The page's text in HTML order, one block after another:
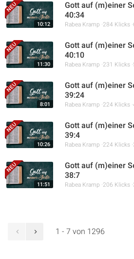
10:12
Gott auf (m)einer
40:34
Rabea Kramp 284 Klicks
11:30
Gott auf (m)einer
40:10
Rabea Kramp 231 Klicks
8:01
Gott auf (m)einer
39:24
Rabea Kramp 224 Klicks
10:26
Gott auf (m)einer
39:4
Rabea Kramp 224 Klicks
11:51
Gott auf (m)einer
38:7
Rabea Kramp 206 Klicks
1 - 7 von 1296